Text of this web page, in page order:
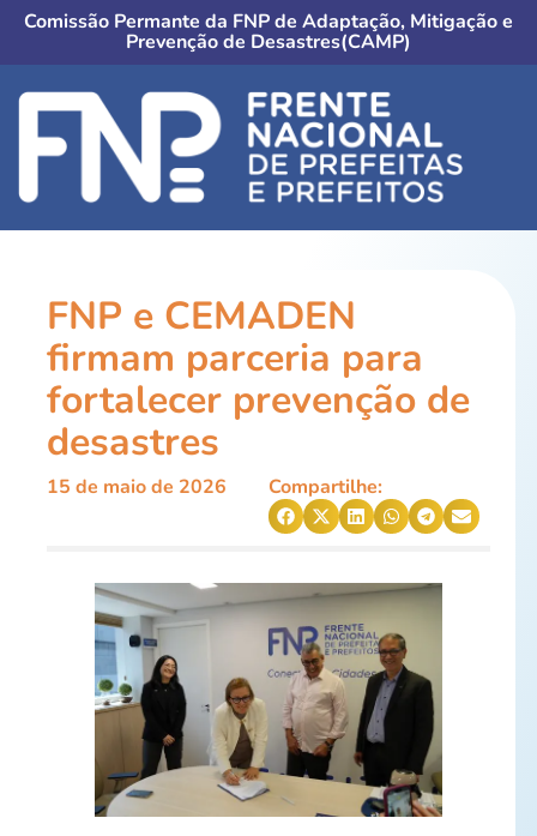
Comissão Permante da FNP de Adaptação, Mitigação e
Prevenção de Desastres(CAMP)
FNP e CEMADEN
firmam parceria para
fortalecer prevenção de
desastres
15 de maio de 2026 Compartilhe: